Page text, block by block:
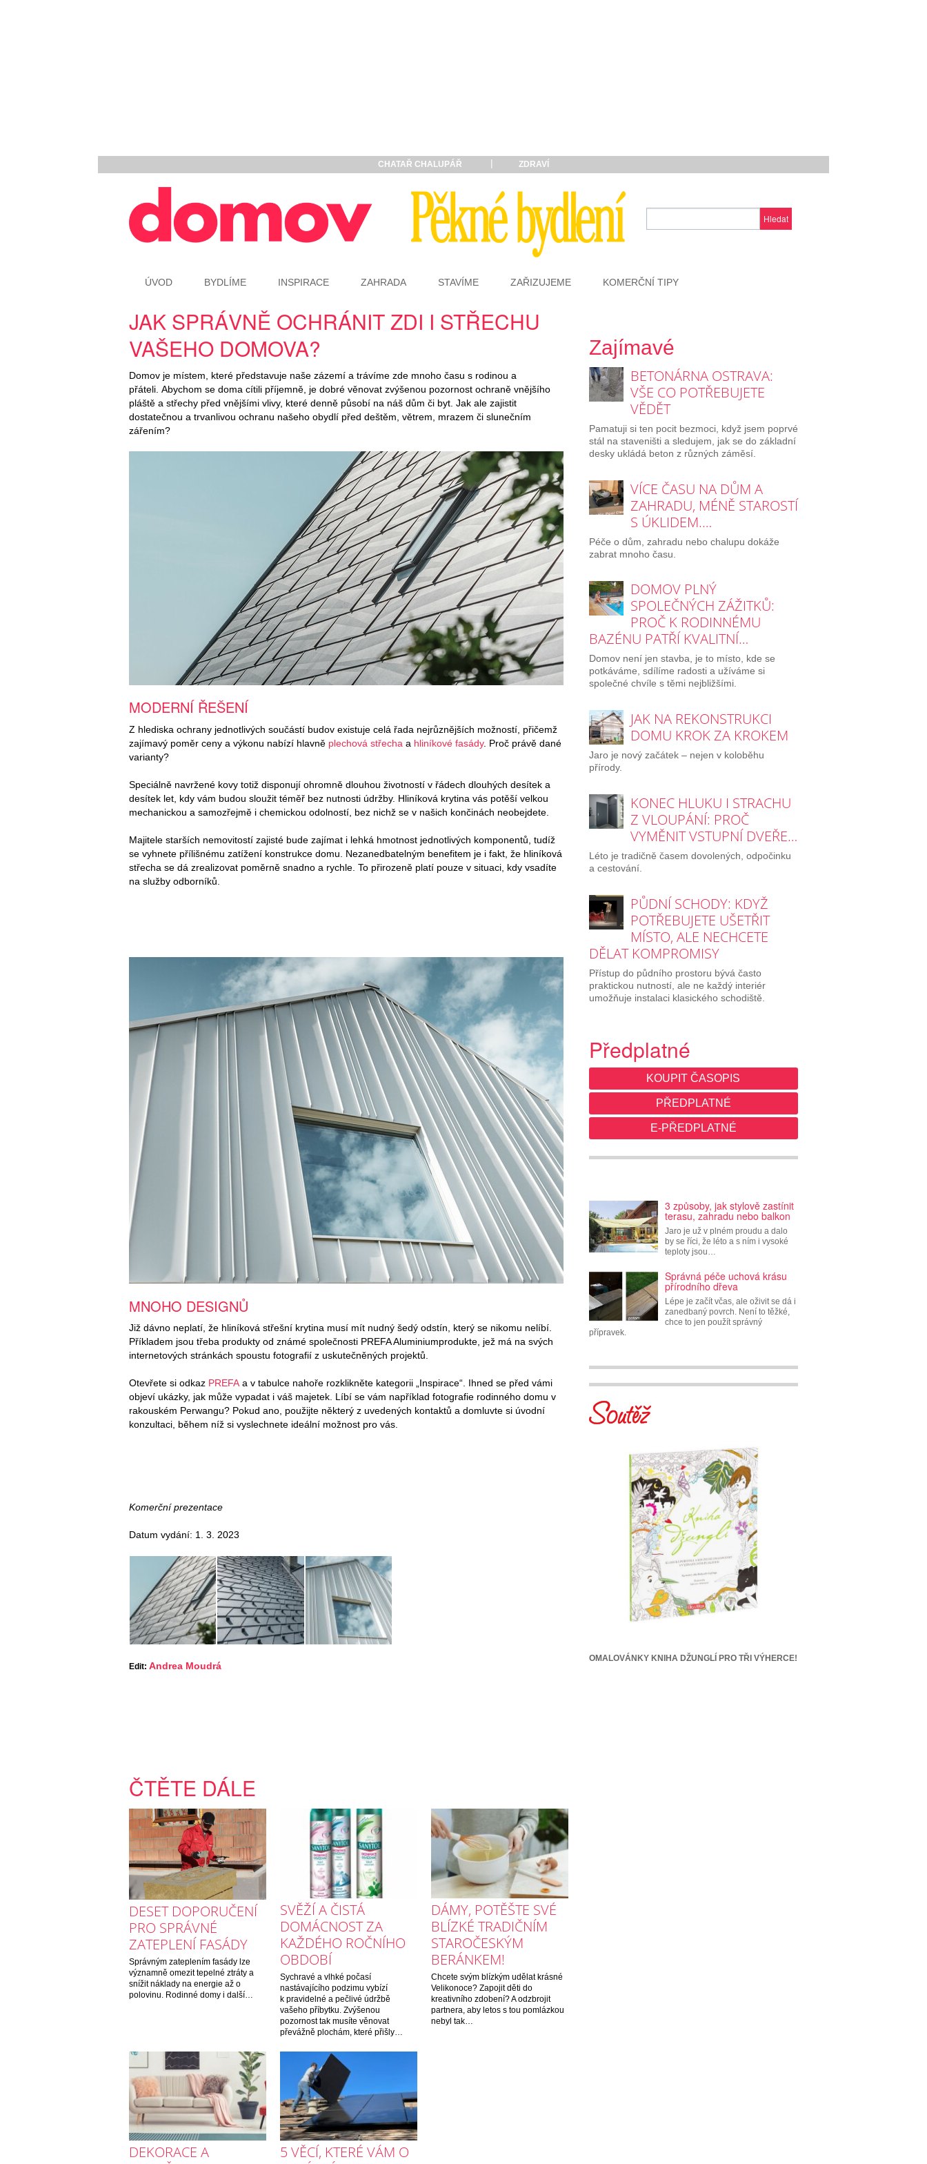
CHATAŘ CHALUPÁŘ ZDRAVÍ
Hledat
ÚVOD BYDLÍME INSPIRACE ZAHRADA STAVÍME ZAŘIZUJEME KOMERČNÍ TIPY
JAK SPRÁVNĚ OCHRÁNIT ZDI I STŘECHU
VAŠEHO DOMOVA?
Domov je místem, které představuje naše zázemí a trávíme zde mnoho času s rodinou a
přáteli. Abychom se doma cítili příjemně, je dobré věnovat zvýšenou pozornost ochraně vnějšího
pláště a střechy před vnějšími vlivy, které denně působí na náš dům či byt. Jak ale zajistit
dostatečnou a trvanlivou ochranu našeho obydlí před deštěm, větrem, mrazem či slunečním
zářením?
MODERNÍ ŘEŠENÍ
Z hlediska ochrany jednotlivých součástí budov existuje celá řada nejrůznějších možností, přičemž
zajímavý poměr ceny a výkonu nabízí hlavně plechová střecha a hliníkové fasády. Proč právě dané
varianty?
Speciálně navržené kovy totiž disponují ohromně dlouhou životností v řádech dlouhých desítek a
desítek let, kdy vám budou sloužit téměř bez nutnosti údržby. Hliníková krytina vás potěší velkou
mechanickou a samozřejmě i chemickou odolností, bez nichž se v našich končinách neobejdete.
Majitele starších nemovitostí zajisté bude zajímat i lehká hmotnost jednotlivých komponentů, tudíž
se vyhnete přílišnému zatížení konstrukce domu. Nezanedbatelným benefitem je i fakt, že hliníková
střecha se dá zrealizovat poměrně snadno a rychle. To přirozeně platí pouze v situaci, kdy vsadíte
na služby odborníků.
MNOHO DESIGNŮ
Již dávno neplatí, že hliníková střešní krytina musí mít nudný šedý odstín, který se nikomu nelíbí.
Příkladem jsou třeba produkty od známé společnosti PREFA Aluminiumprodukte, jež má na svých
internetových stránkách spoustu fotografií z uskutečněných projektů.
Otevřete si odkaz PREFAa v tabulce nahoře rozklikněte kategorii „Inspirace“. Ihned se před vámi
objeví ukázky, jak může vypadat i váš majetek. Líbí se vám například fotografie rodinného domu v
rakouském Perwangu? Pokud ano, použijte některý z uvedených kontaktů a domluvte si úvodní
konzultaci, během níž si vyslechnete ideální možnost pro vás.
Komerční prezentace
Datum vydání: 1. 3. 2023
Edit: Andrea Moudrá
Zajímavé
BETONÁRNA OSTRAVA:
VŠE CO POTŘEBUJETE
VĚDĚT
Pamatuji si ten pocit bezmoci, když jsem poprvé
stál na staveništi a sledujem, jak se do základní
desky ukládá beton z různých záměsí.
VÍCE ČASU NA DŮM A
ZAHRADU, MÉNĚ STAROSTÍ
S ÚKLIDEM.…
Péče o dům, zahradu nebo chalupu dokáže
zabrat mnoho času.
DOMOV PLNÝ
SPOLEČNÝCH ZÁŽITKŮ:
PROČ K RODINNÉMU
BAZÉNU PATŘÍ KVALITNÍ…
Domov není jen stavba, je to místo, kde se
potkáváme, sdílíme radosti a užíváme si
společné chvíle s těmi nejbližšími.
JAK NA REKONSTRUKCI
DOMU KROK ZA KROKEM
Jaro je nový začátek – nejen v koloběhu
přírody.
KONEC HLUKU I STRACHU
Z VLOUPÁNÍ: PROČ
VYMĚNIT VSTUPNÍ DVEŘE…
Léto je tradičně časem dovolených, odpočinku
a cestování.
PŮDNÍ SCHODY: KDYŽ
POTŘEBUJETE UŠETŘIT
MÍSTO, ALE NECHCETE
DĚLAT KOMPROMISY
Přístup do půdního prostoru bývá často
praktickou nutností, ale ne každý interiér
umožňuje instalaci klasického schodiště.
Předplatné
KOUPIT ČASOPIS
PŘEDPLATNÉ
E-PŘEDPLATNÉ
3 způsoby, jak stylově zastínit
terasu, zahradu nebo balkon
Jaro je už v plném proudu a dalo
by se říci, že léto a s ním i vysoké
teploty jsou…
Správná péče uchová krásu
přírodního dřeva
Lépe je začít včas, ale oživit se dá i
zanedbaný povrch. Není to těžké,
chce to jen použít správný
přípravek.
OMALOVÁNKY KNIHA DŽUNGLÍ PRO TŘI VÝHERCE!
ČTĚTE DÁLE
DESET DOPORUČENÍ
PRO SPRÁVNÉ
ZATEPLENÍ FASÁDY
Správným zateplením fasády lze
významně omezit tepelné ztráty a
snížit náklady na energie až o
polovinu. Rodinné domy i další…
SVĚŽÍ A ČISTÁ
DOMÁCNOST ZA
KAŽDÉHO ROČNÍHO
OBDOBÍ
Sychravé a vlhké počasí
nastávajícího podzimu vybízí
k pravidelné a pečlivé údržbě
vašeho příbytku. Zvýšenou
pozornost tak musíte věnovat
převážně plochám, které přišly…
DÁMY, POTĚŠTE SVÉ
BLÍZKÉ TRADIČNÍM
STAROČESKÝM
BERÁNKEM!
Chcete svým blízkým udělat krásné
Velikonoce? Zapojit děti do
kreativního zdobení? A odzbrojit
partnera, aby letos s tou pomlázkou
nebyl tak…
DEKORACE A
5 VĚCÍ, KTERÉ VÁM O